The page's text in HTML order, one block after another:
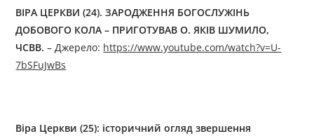
ВІРА ЦЕРКВИ (24).ЗАРОДЖЕННЯ БОГОСЛУЖІНЬ
ДОБОВОГО КОЛА – ПРИГОТУВАВ О. ЯКІВ ШУМИЛО,
ЧСВВ.– Джерелo: https://www.youtube.com/watch?v=U-
7bSFuJwBs
Віра Церкви (25): історичний огляд звершення